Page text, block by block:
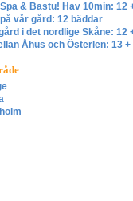
& Bastu! Hav 10min: 12
vår gård: 12 bäddar
i det nordlige Skåne: 12
Åhus och Österlen: 13 +